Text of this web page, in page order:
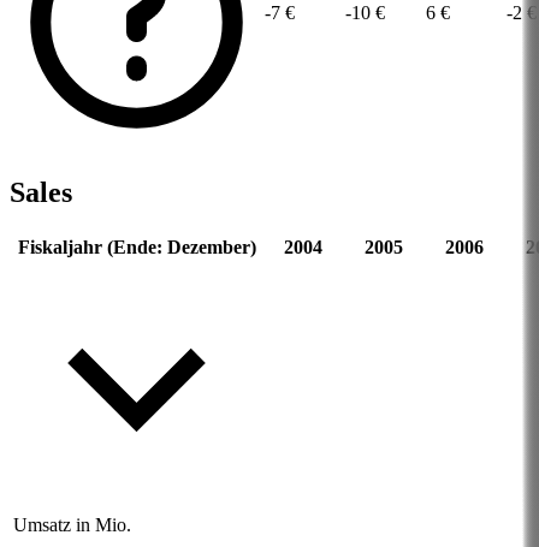
-7 € -10 € 6 € -2 €
Sales
Fiskaljahr (Ende: Dezember) 2004 2005 2006
Umsatz in Mio.